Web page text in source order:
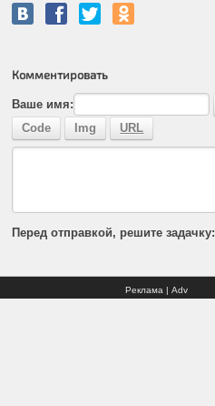
Комментировать
Ваше имя:
Перед отправкой, решите задачку:
Реклама | Adv